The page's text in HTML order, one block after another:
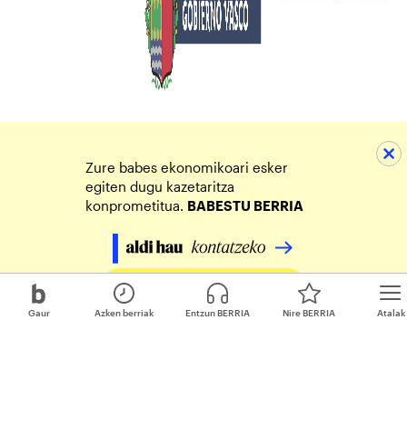
Gaur Atalak
Azken berriak Entzun BERRIA Nire BERRIA
Zure babes ekonomikoari esker
egiten dugu kazetaritza
konprometitua. BABESTU BERRIA
Egin zure ekarpena